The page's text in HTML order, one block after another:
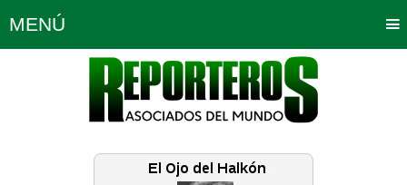
MENÚ
Política Opinión Bogotá
Planeta Tierra Deportes
Educación Neira